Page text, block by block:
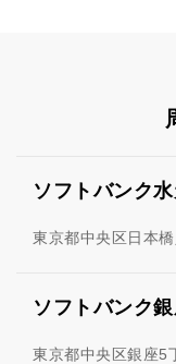
ソフトバンク
東京都中央区日本
ソフトバンク
東京都中央区銀座5